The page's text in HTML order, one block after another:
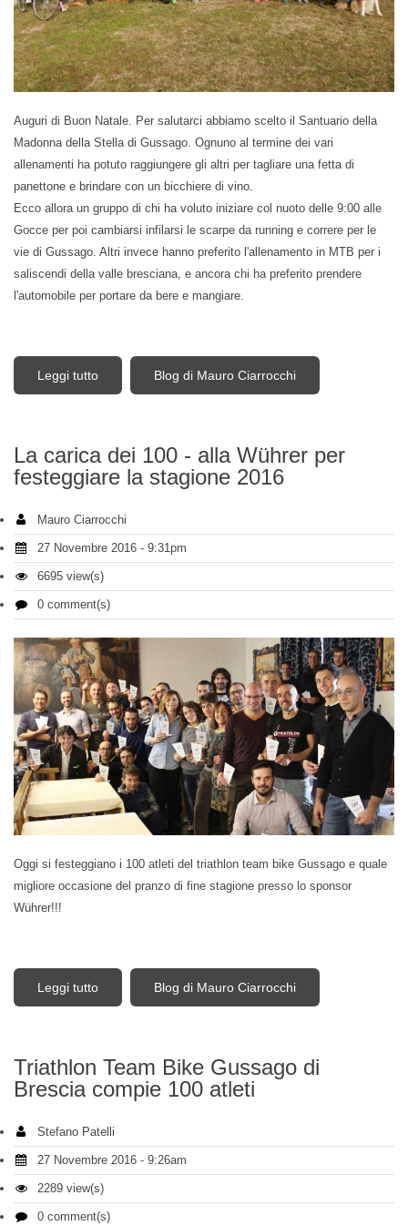
Auguri di Buon Natale. Per salutarci abbiamo scelto il Santuario della
Madonna della Stella di Gussago. Ognuno al termine dei vari
allenamenti ha potuto raggiungere gli altri per tagliare una fetta di
panettone e brindare con un bicchiere di vino.
Ecco allora un gruppo di chi ha voluto iniziare col nuoto delle 9:00 alle
Gocce per poi cambiarsi infilarsi le scarpe da running e correre per le
vie di Gussago. Altri invece hanno preferito l'allenamento in MTB per i
saliscendi della valle bresciana, e ancora chi ha preferito prendere
l'automobile per portare da bere e mangiare.
Leggi tutto su Auguri di Buon Natale 2016
Blog di Mauro Ciarrocchi
La carica dei 100 - alla Wührer per
festeggiare la stagione 2016
Mauro Ciarrocchi
27 Novembre 2016 - 9:31pm
6695 view(s)
0 comment(s)
Oggi si festeggiano i 100 atleti del triathlon team bike Gussago e quale
migliore occasione del pranzo di fine stagione presso lo sponsor
Wührer!!!
Leggi tutto su La carica dei 100 - alla Wührer per festeggiare
la stagione 2016
Blog di Mauro Ciarrocchi
Triathlon Team Bike Gussago di
Brescia compie 100 atleti
Stefano Patelli
27 Novembre 2016 - 9:26am
2289 view(s)
0 comment(s)